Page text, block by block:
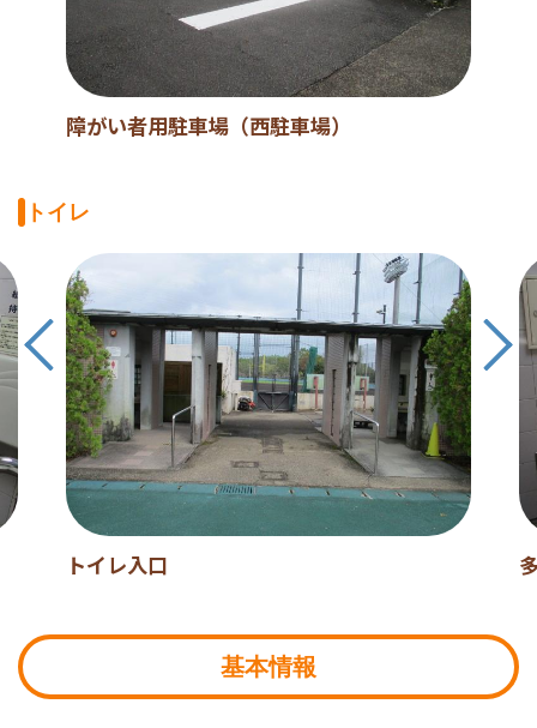
障がい者用駐車場（西駐車場）
トイレ
トイレ入口
基本情報